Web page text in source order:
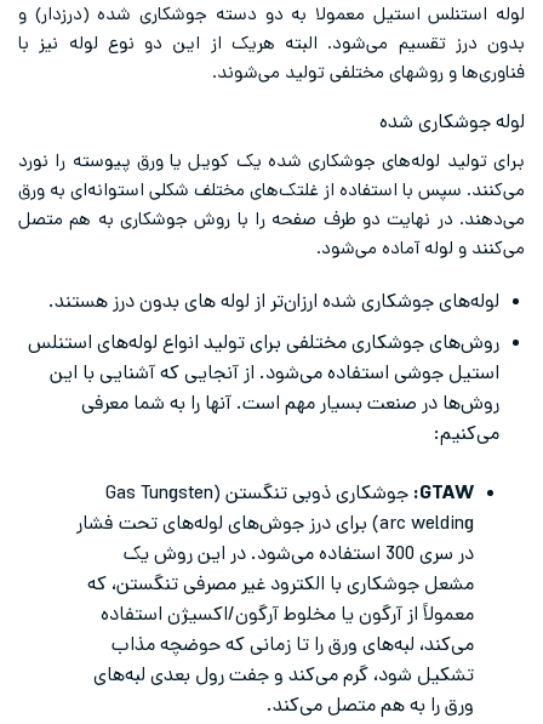
لوله استنلس استیل معمولا به دو دسته جوشکاری شده (درزدار) و
بدون درز تقسیم می‌‌شود. البته هریک از این دو نوع لوله نیز با
فناوری‌ها و روشهای مختلفی تولید می‌شوند.
لوله جوشکاری شده
برای تولید لوله‌‌های جوشکاری شده یک کویل یا ورق پیوسته را نورد
می‌کنند. سپس با استفاده از غلتک‌های مختلف شکلی استوانه‌ای به ورق
می‌دهند. در نهایت دو طرف صفحه را با روش جوشکاری به هم متصل
می‌کنند و لوله آماده می‌شود.
لوله‌‌های جوشکاری شده ارزان‌تر از لوله های بدون درز هستند.
روش‌‌های جوشکاری مختلفی برای تولید انواع لوله‌های استنلس
استیل جوشی استفاده می‌شود. از آنجایی که آشنایی با این
روش‌ها در صنعت بسیار مهم است. آنها را به شما معرفی
می‌کنیم:
GTAW
:
جوشکاری ذوبی تنگستن (Gas Tungsten
arc welding) برای درز جوش‌های لوله‌های تحت فشار
در سری 300 استفاده می‌شود. در این روش یک
مشعل جوشکاری با الکترود غیر مصرفی تنگستن، که
معمولاً از آرگون یا مخلوط آرگون/اکسیژن استفاده
می‌کند، لبه‌های ورق را تا زمانی که حوضچه مذاب
تشکیل شود، گرم می‌کند و جفت رول بعدی لبه‌های
ورق را به هم متصل می‌کند.